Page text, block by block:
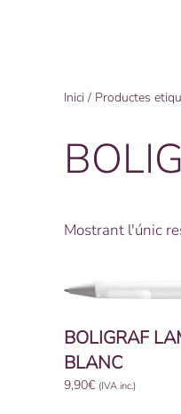
Inici / Productes
Mostrant l'únic
BOLIGRAF
BLANC
9,90€ (IVA inc.)